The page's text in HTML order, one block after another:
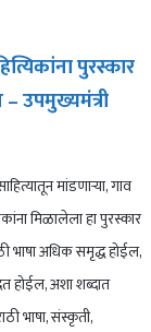
पुरस्कार
उपमुख्यमंत्री
मांडणाऱ्या, गाव
मिळालेला हा पुरस्कार
भाषा अधिक समृद्ध होईल,
होईल, अशा शब्दात
भाषा, संस्कृती,